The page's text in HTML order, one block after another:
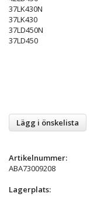
37LK430N
37LK430
37LD450N
37LD450
Lägg i önskelista
Artikelnummer:
ABA73009208
Lagerplats: